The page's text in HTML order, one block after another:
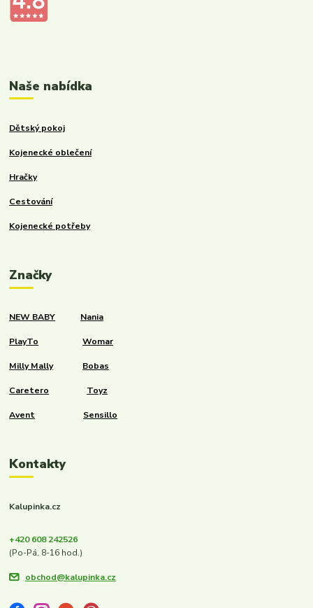
Naše nabídka
Dětský pokoj
Kojenecké oblečení
Hračky
Cestování
Kojenecké potřeby
Značky
NEW BABY Nania
PlayTo Womar
Milly Mally Bobas
Caretero Toyz
Avent Sensillo
Kontakty
Kalupinka.cz
+420 608 242526
(Po-Pá, 8-16 hod.)
obchod@kalupinka.cz